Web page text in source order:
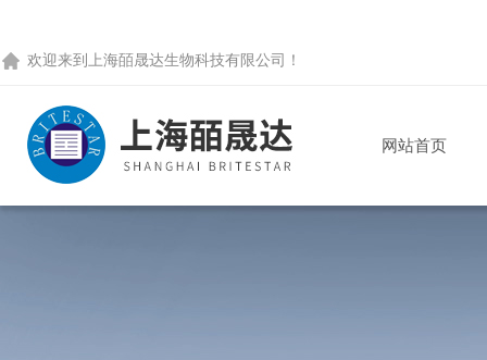
欢迎来到 上海皕晟达生物科技有限公司 ！
网站首页